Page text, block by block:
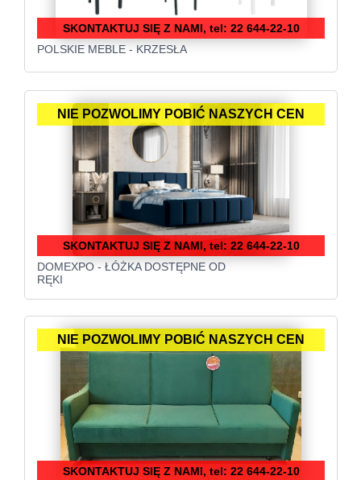
SKONTAKTUJ SIĘ Z NAMI, tel: 22 644-22-10
POLSKIE MEBLE - KRZESŁA
NIE POZWOLIMY POBIĆ NASZYCH CEN
SKONTAKTUJ SIĘ Z NAMI, tel: 22 644-22-10
DOMEXPO - ŁÓŻKA DOSTĘPNE OD
RĘKI
NIE POZWOLIMY POBIĆ NASZYCH CEN
SKONTAKTUJ SIĘ Z NAMI, tel: 22 644-22-10